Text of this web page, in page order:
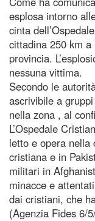
esplosa intorno
cinta
cittadina 250 km
provincia.
nessuna vittima.
Secondo le
ascrivibile a
nella zona , al
L’Ospedale
letto e opera nella
cristiana e in
militari in
minacce e
dai cristiani, che
(Agenzia Fides 6/